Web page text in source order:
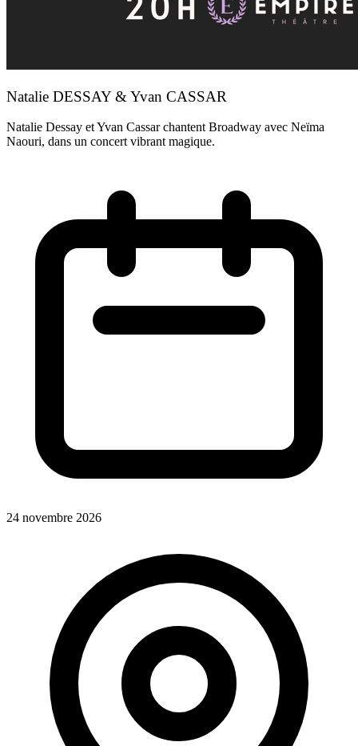
Natalie DESSAY & Yvan CASSAR
Natalie Dessay et Yvan Cassar chantent Broadway avec Neïma
Naouri, dans un concert vibrant magique.
24 novembre 2026